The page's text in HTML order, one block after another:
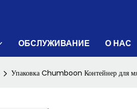
ОБСЛУЖИВАНИЕ О НАС
Упаковка Chumboon Контейнер для